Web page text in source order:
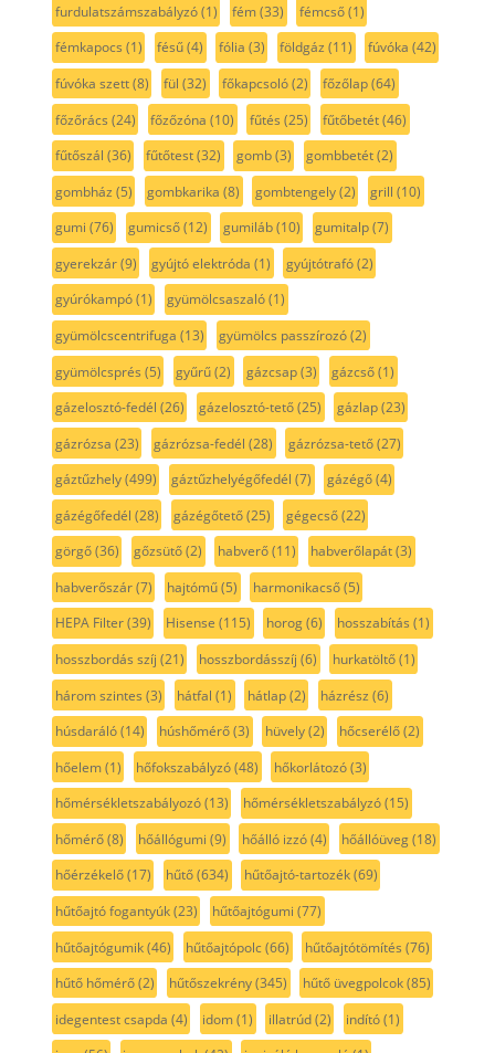
furdulatszámszabályzó(1) fém(33) fémcső(1)
fémkapocs (1) fésű(4) fólia (3) földgáz (11) fúvóka (42)
fúvóka szett(8) fül (32) főkapcsoló(2) főzőlap(64)
főzőrács (24) főzőzóna (10) fűtés (25) fűtőbetét(46)
fűtőszál (36) fűtőtest(32) gomb(3) gombbetét(2)
gombház (5) gombkarika (8) gombtengely(2) grill (10)
gumi (76) gumicső(12) gumiláb(10) gumitalp(7)
gyerekzár(9) gyújtó elektróda (1) gyújtótrafó(2)
gyúrókampó(1) gyümölcsaszaló(1)
gyümölcscentrifuga (13) gyümölcs passzírozó(2)
gyümölcsprés (5) gyűrű(2) gázcsap(3) gázcső(1)
gázelosztó-fedél (26) gázelosztó-tető(25) gázlap(23)
gázrózsa (23) gázrózsa-fedél (28) gázrózsa-tető(27)
gáztűzhely(499) gáztűzhelyégőfedél (7) gázégő(4)
gázégőfedél (28) gázégőtető(25) gégecső(22)
görgő(36) gőzsütő(2) habverő(11) habverőlapát(3)
habverőszár(7) hajtómű(5) harmonikacső(5)
HEPA Filter(39) Hisense (115) horog(6) hosszabítás (1)
hosszbordás szíj (21) hosszbordásszíj (6) hurkatöltő(1)
három szintes (3) hátfal (1) hátlap(2) házrész (6)
húsdaráló(14) húshőmérő(3) hüvely(2) hőcserélő(2)
hőelem(1) hőfokszabályzó(48) hőkorlátozó(3)
hőmérsékletszabályozó(13) hőmérsékletszabályzó(15)
hőmérő(8) hőállógumi (9) hőálló izzó(4) hőállóüveg(18)
hőérzékelő(17) hűtő(634) hűtőajtó-tartozék(69)
hűtőajtó fogantyúk(23) hűtőajtógumi (77)
hűtőajtógumik(46) hűtőajtópolc(66) hűtőajtótömítés (76)
hűtő hőmérő(2) hűtőszekrény(345) hűtő üvegpolcok(85)
idegentest csapda (4) idom(1) illatrúd(2) indító(1)